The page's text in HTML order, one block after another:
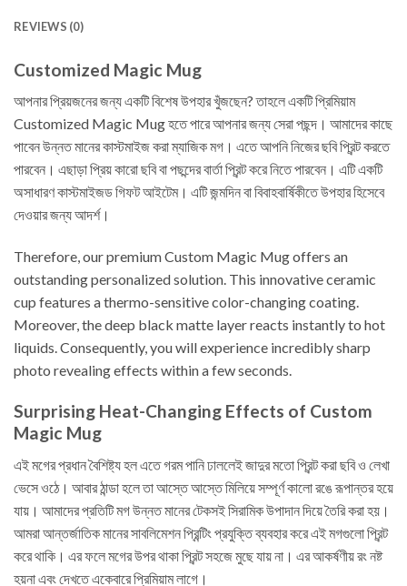
REVIEWS (0)
Customized Magic Mug
আপনার প্রিয়জনের জন্য একটি বিশেষ উপহার খুঁজছেন? তাহলে একটি প্রিমিয়াম
Customized Magic Mug হতে পারে আপনার জন্য সেরা পছন্দ। আমাদের কাছে
পাবেন উন্নত মানের কাস্টমাইজ করা ম্যাজিক মগ। এতে আপনি নিজের ছবি প্রিন্ট করতে
পারবেন। এছাড়া প্রিয় কারো ছবি বা পছন্দের বার্তা প্রিন্ট করে নিতে পারবেন। এটি একটি
অসাধারণ কাস্টমাইজড গিফট আইটেম। এটি জন্মদিন বা বিবাহবার্ষিকীতে উপহার হিসেবে
দেওয়ার জন্য আদর্শ।
Therefore, our premium Custom Magic Mug offers an
outstanding personalized solution. This innovative ceramic
cup features a thermo-sensitive color-changing coating.
Moreover, the deep black matte layer reacts instantly to hot
liquids. Consequently, you will experience incredibly sharp
photo revealing effects within a few seconds.
Surprising Heat-Changing Effects of Custom
Magic Mug
এই মগের প্রধান বৈশিষ্ট্য হল এতে গরম পানি ঢাললেই জাদুর মতো প্রিন্ট করা ছবি ও লেখা
ভেসে ওঠে। আবার ঠান্ডা হলে তা আস্তে আস্তে মিলিয়ে সম্পূর্ণ কালো রঙে রূপান্তর হয়ে
যায়। আমাদের প্রতিটি মগ উন্নত মানের টেকসই সিরামিক উপাদান দিয়ে তৈরি করা হয়।
আমরা আন্তর্জাতিক মানের সাবলিমেশন প্রিন্টিং প্রযুক্তি ব্যবহার করে এই মগগুলো প্রিন্ট
করে থাকি। এর ফলে মগের উপর থাকা প্রিন্ট সহজে মুছে যায় না। এর আকর্ষণীয় রং নষ্ট
হয়না এবং দেখতে একেবারে প্রিমিয়াম লাগে।